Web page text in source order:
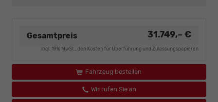
Gesamtpreis 31.749,– €
incl. 19% MwSt., den Kosten für Überführung und Zulassungspapieren
Fahrzeug bestellen
Wir rufen Sie an